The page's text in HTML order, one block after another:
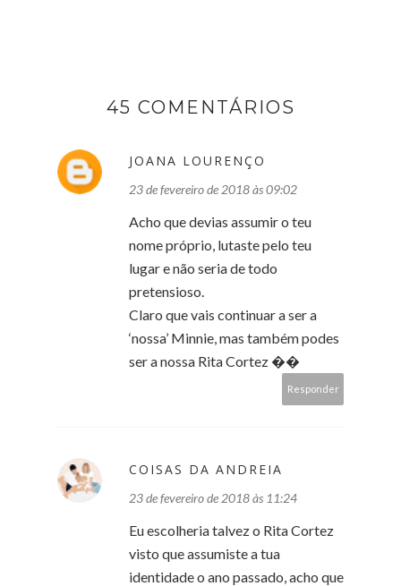
45 COMENTÁRIOS
JOANA LOURENÇO
23 de fevereiro de 2018 às 09:02
Acho que devias assumir o teu
nome próprio, lutaste pelo teu
lugar e não seria de todo
pretensioso.
Claro que vais continuar a ser a
‘nossa’ Minnie, mas também podes
ser a nossa Rita Cortez ��
Responder
COISAS DA ANDREIA
23 de fevereiro de 2018 às 11:24
Eu escolheria talvez o Rita Cortez
visto que assumiste a tua
identidade o ano passado, acho que